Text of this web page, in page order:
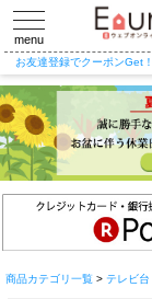
toggle
navigation
menu
お友達登録でクーポンGet！
商品カテゴリ一覧 > テレビ台